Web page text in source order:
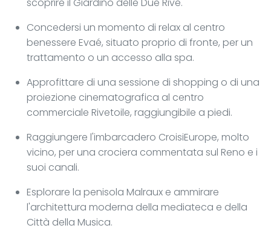
Concedersi un momento di relax al centro
benessere Evaé, situato proprio di fronte, per un
trattamento o un accesso alla spa.
Approfittare di una sessione di shopping o di una
proiezione cinematografica al centro
commerciale Rivetoile, raggiungibile a piedi.
Raggiungere l'imbarcadero CroisiEurope, molto
vicino, per una crociera commentata sul Reno e i
suoi canali.
Esplorare la penisola Malraux e ammirare
l'architettura moderna della mediateca e della
Città della Musica.